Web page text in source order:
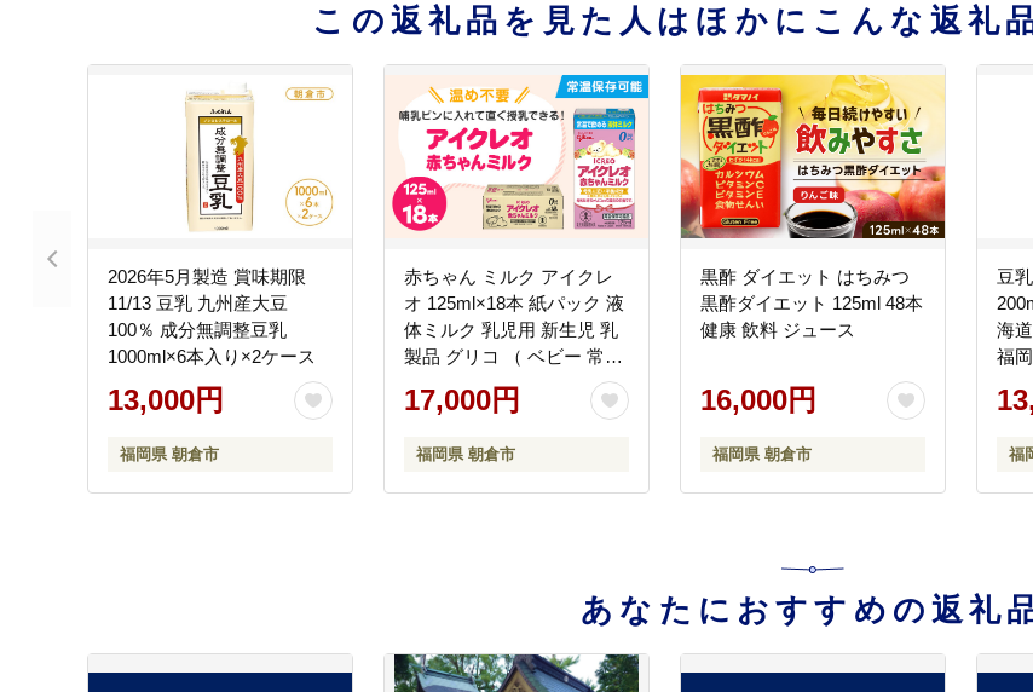
この返礼品を見た人はほかにこんな返礼
2026年5月製造 賞味期限
11/13 豆乳 九州産大豆
100％ 成分無調整豆乳
1000ml×6本入り×2ケース
13,000円
福岡県 朝倉市
赤ちゃん ミルク アイクレ
オ 125ml×18本 紙パック 液
体ミルク 乳児用 新生児 乳
製品 グリコ （ ベビー 常温
母乳に近い栄養成分 母乳代
用品 そのまま飲める 母乳
レゼント 人気 おすすめ ）
福岡県朝倉市
17,000円
福岡県 朝倉市
黒酢 ダイエット はちみつ
黒酢ダイエット 125ml 48本
健康 飲料 ジュース
16,000円
福岡県 朝倉市
豆
海
福
福
あなたにおすすめの返礼